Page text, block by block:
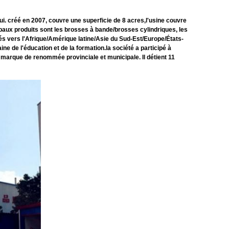
créé en 2007, couvre une superficie de 8 acres,l'usine couvre
produits sont les brosses à bande/brosses cylindriques, les
vers l'Afrique/Amérique latine/Asie du Sud-Est/Europe/États-
de l'éducation et de la formation.la société a participé à
de renommée provinciale et municipale. Il détient 11